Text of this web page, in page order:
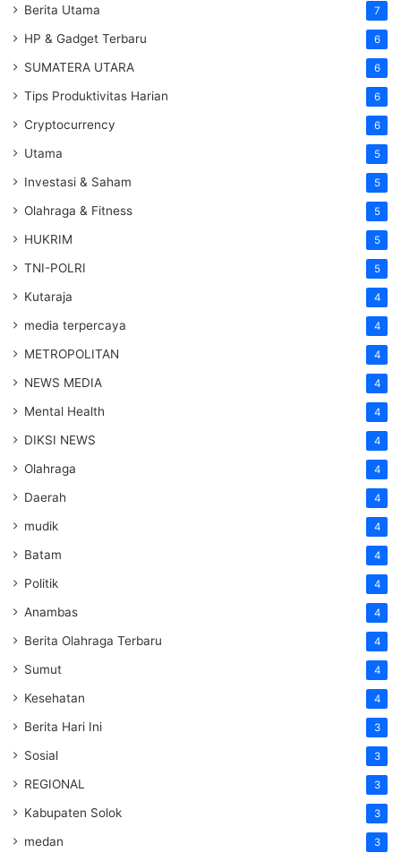
Berita Utama 7
HP & Gadget Terbaru 6
SUMATERA UTARA 6
Tips Produktivitas Harian 6
Cryptocurrency 6
Utama 5
Investasi & Saham 5
Olahraga & Fitness 5
HUKRIM 5
TNI-POLRI 5
Kutaraja 4
media terpercaya 4
METROPOLITAN 4
NEWS MEDIA 4
Mental Health 4
DIKSI NEWS 4
Olahraga 4
Daerah 4
mudik 4
Batam 4
Politik 4
Anambas 4
Berita Olahraga Terbaru 4
Sumut 4
Kesehatan 4
Berita Hari Ini 3
Sosial 3
REGIONAL 3
Kabupaten Solok 3
medan 3